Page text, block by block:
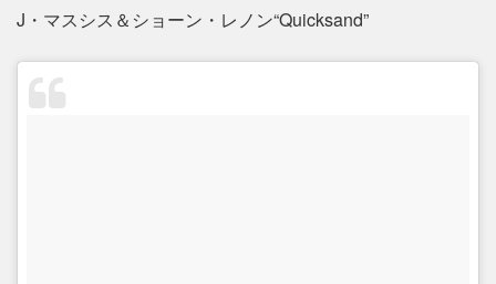
J・マスシス＆ショーン・レノン“Quicksand”